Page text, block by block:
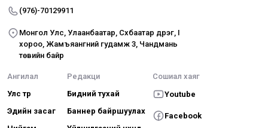
(976)-70129911
Монгол Улс, Улаанбаатар, Сүхбаатар дүүрэг, I
хороо, Жамъяангүний гудамж 3, Чандмань
төвийн байр
Ангилал
Улс төр
Эдийн засаг
Редакци
Бидний тухай
Баннер байршуулах
Сошиал хаяг
Youtube
Facebook